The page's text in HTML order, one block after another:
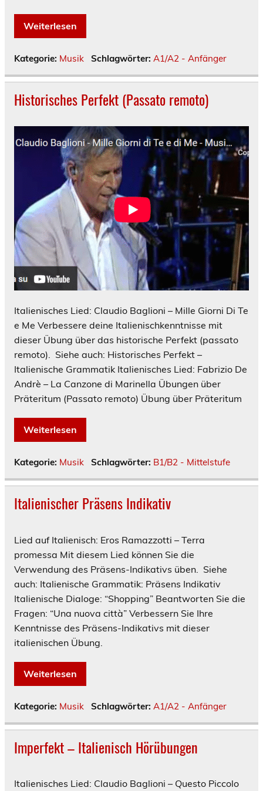
Weiterlesen
Kategorie: Musik Schlagwörter: A1/A2 - Anfänger
Historisches Perfekt (Passato remoto)
Italienisches Lied: Claudio Baglioni – Mille Giorni Di Te
e Me Verbessere deine Italienischkenntnisse mit
dieser Übung über das historische Perfekt (passato
remoto). Siehe auch: Historisches Perfekt –
Italienische Grammatik Italienisches Lied: Fabrizio De
Andrè – La Canzone di Marinella Übungen über
Präteritum (Passato remoto) Übung über Präteritum
Weiterlesen
Kategorie: Musik Schlagwörter: B1/B2 - Mittelstufe
Italienischer Präsens Indikativ
Lied auf Italienisch: Eros Ramazzotti – Terra
promessa Mit diesem Lied können Sie die
Verwendung des Präsens-Indikativs üben. Siehe
auch: Italienische Grammatik: Präsens Indikativ
Italienische Dialoge: “Shopping” Beantworten Sie die
Fragen: “Una nuova città” Verbessern Sie Ihre
Kenntnisse des Präsens-Indikativs mit dieser
italienischen Übung.
Weiterlesen
Kategorie: Musik Schlagwörter: A1/A2 - Anfänger
Imperfekt – Italienisch Hörübungen
Italienisches Lied: Claudio Baglioni – Questo Piccolo